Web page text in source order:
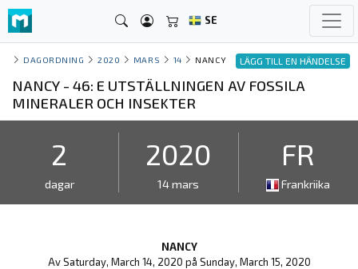
SE
LÄGG TILL EN HÄNDELSE
DAGORDNING 2020 MARS 14 NANCY
NANCY - 46: E UTSTÄLLNINGEN AV FOSSILA
MINERALER OCH INSEKTER
2
dagar
2020
14 mars
FR
Frankriika
NANCY
Av Saturday, March 14, 2020 på Sunday, March 15, 2020